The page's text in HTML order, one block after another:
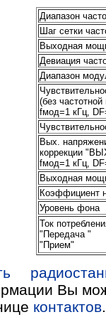
Диапазон
Шаг сетки
Выходная
Девиация
Диапазон
(без частотной
fмод=1 кГц,
Вых.
коррекции
fмод=1 кГц,
Выходная
Коэффициент
Уровень фона
Ток
"Передача "
"Прием"
Вы
контактов.